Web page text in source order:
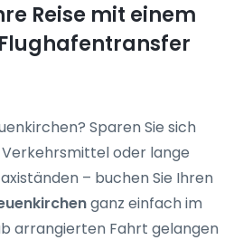
Reise mit einem
Sparen Sie sich
oder lange
– buchen Sie Ihren
ganz einfach im
arrangierten Fahrt gelangen